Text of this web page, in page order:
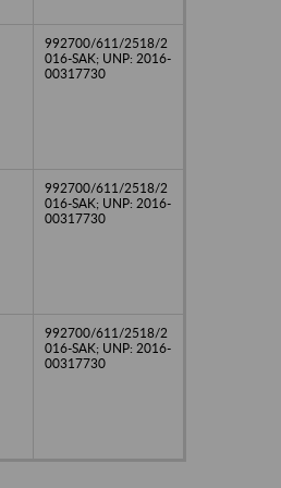
992700/611/2518/2
016-SAK; UNP: 2016-
00317730
992700/611/2518/2
016-SAK; UNP: 2016-
00317730
992700/611/2518/2
016-SAK; UNP: 2016-
00317730